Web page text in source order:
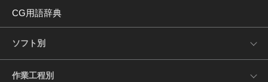
CG用語辞典
ソフト別
作業工程別